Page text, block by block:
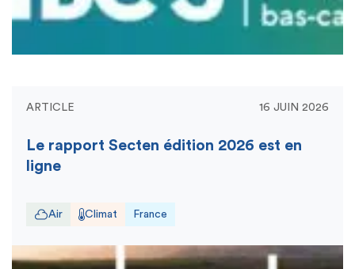
ARTICLE 16 JUIN 2026
Le rapport Secten édition 2026 est en
ligne
Air Climat France